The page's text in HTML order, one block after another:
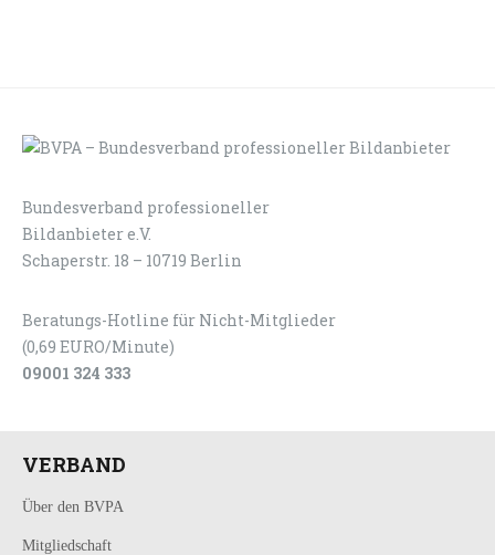
Bundesverband professioneller
Bildanbieter e.V.
Schaperstr. 18 – 10719 Berlin
Beratungs-Hotline für Nicht-Mitglieder
(0,69 EURO/Minute)
09001 324 333
VERBAND
Über den BVPA
Mitgliedschaft